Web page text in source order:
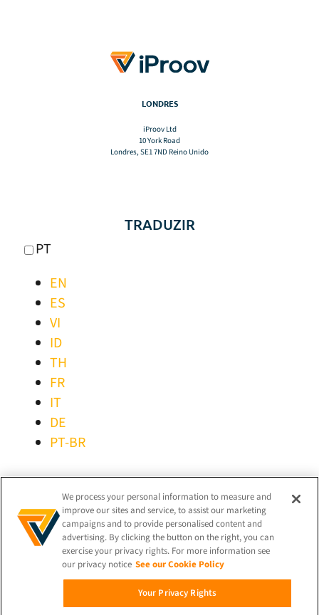
LONDRES
iProov Ltd
10 York Road
Londres, SE1 7ND Reino Unido
TRADUZIR
PT
EN
ES
VI
ID
TH
FR
IT
DE
PT-BR
MANTER-SE LIGADO!
© 2026 iProov |Política de Privacidade
We process your personal information to measure and
improve our sites and service, to assist our marketing
campaigns and to provide personalised content and
advertising. By clicking the button on the right, you can
exercise your privacy rights. For more information see
our privacy notice See our Cookie Policy
Your Privacy Rights